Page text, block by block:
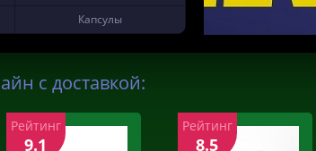
Капсулы
с доставкой:
Рейтинг
9.1
Рейтинг
8.5